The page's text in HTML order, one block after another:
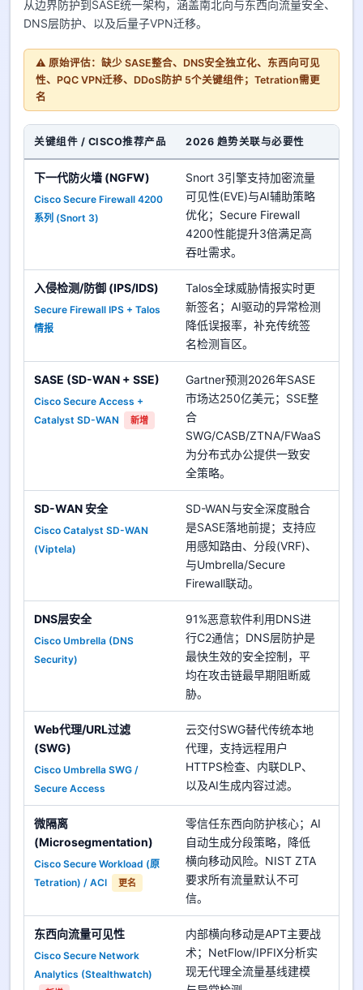
从边界防护到SASE统一架构，涵盖南北向与东西向流量安全、
DNS层防护、以及后量子VPN迁移。
⚠️ 原始评估：缺少 SASE整合、DNS安全独立化、东西向可见
性、PQC VPN迁移、DDoS防护 5个关键组件；Tetration需更
名
关键组件 / CISCO推荐产品 2026 趋势关联与必要性
下一代防火墙 (NGFW)
Cisco Secure Firewall 4200
系列 (Snort 3)
Snort 3引擎支持加密流量
可见性(EVE)与AI辅助策略
优化；Secure Firewall
4200性能提升3倍满足高
吞吐需求。
入侵检测/防御 (IPS/IDS)
Secure Firewall IPS + Talos
情报
Talos全球威胁情报实时更
新签名；AI驱动的异常检测
降低误报率，补充传统签
名检测盲区。
SASE (SD-WAN + SSE)
Cisco Secure Access +
Catalyst SD-WAN
新增
Gartner预测2026年SASE
市场达250亿美元；SSE整
合
SWG/CASB/ZTNA/FWaaS
为分布式办公提供一致安
全策略。
SD-WAN 安全
Cisco Catalyst SD-WAN
(Viptela)
SD-WAN与安全深度融合
是SASE落地前提；支持应
用感知路由、分段(VRF)、
与Umbrella/Secure
Firewall联动。
DNS层安全
Cisco Umbrella (DNS
Security)
91%恶意软件利用DNS进
行C2通信；DNS层防护是
最快生效的安全控制，平
均在攻击链最早期阻断威
胁。
Web代理/URL过滤
(SWG)
Cisco Umbrella SWG /
Secure Access
云交付SWG替代传统本地
代理，支持远程用户
HTTPS检查、内联DLP、
以及AI生成内容过滤。
微隔离
(Microsegmentation)
Cisco Secure Workload (原
Tetration) / ACI
更名
零信任东西向防护核心；AI
自动生成分段策略，降低
横向移动风险。NIST ZTA
要求所有流量默认不可
信。
东西向流量可见性
Cisco Secure Network
Analytics (Stealthwatch)
内部横向移动是APT主要战
术；NetFlow/IPFIX分析实
现无代理全流量基线建模